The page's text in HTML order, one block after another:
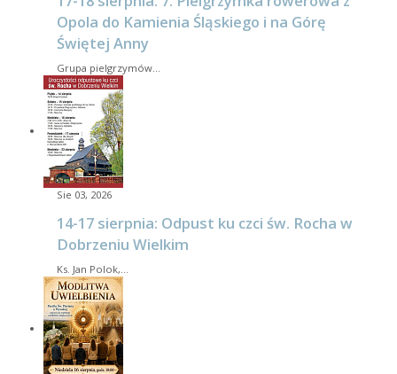
Opola do Kamienia Śląskiego i na Górę
Świętej Anny
Grupa pielgrzymów…
Sie 03, 2026
14-17 sierpnia: Odpust ku czci św. Rocha w
Dobrzeniu Wielkim
Ks. Jan Polok,…